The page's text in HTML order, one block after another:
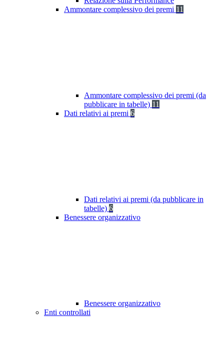
Ammontare complessivo dei premi 11
Ammontare complessivo dei premi (da
pubblicare in tabelle) 11
Dati relativi ai premi 6
Dati relativi ai premi (da pubblicare in
tabelle) 6
Benessere organizzativo
Benessere organizzativo
Enti controllati